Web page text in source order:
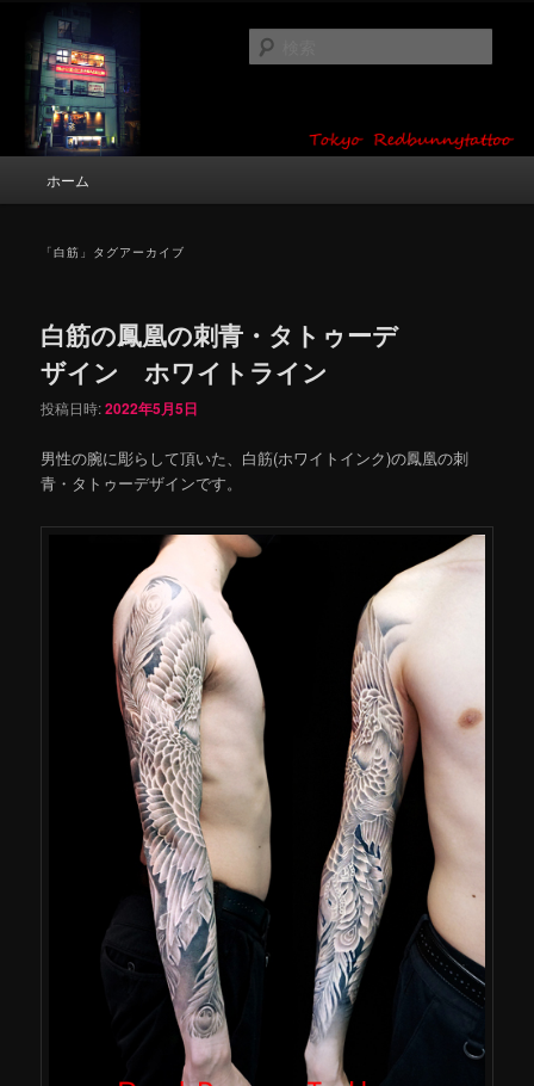
ン
ツ
東京 タトゥースタジオ 吉祥寺 Red
Bunny Tattoo タトゥーデザイン・タ
トゥー画像
タトゥーデザイン・画像の紹介（和彫り・ワンポイント・girl tattoo）
ホーム
「白筋 」タグアーカイブ
白筋の鳳凰の刺青・タトゥーデ
ザイン ホワイトライン
投稿日時:2022年5月5日
男性の腕に彫らして頂いた、白筋(ホワイトインク)の鳳凰の刺
青・タトゥーデザインです。